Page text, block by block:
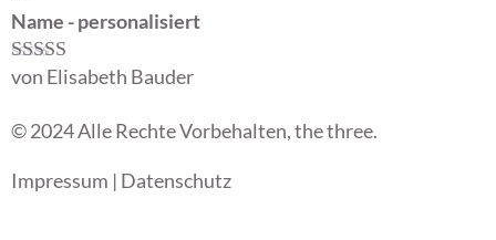
Name - personalisiert
Bewertet mit
von Elisabeth Bauder
© 2024 Alle Rechte Vorbehalten, the three.
Impressum | Datenschutz